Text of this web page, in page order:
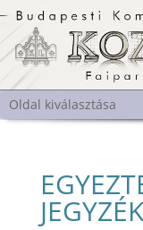
Oldal kiválasztása
JEGYZÉK